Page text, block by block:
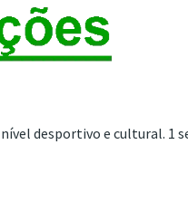
desportivo e cultural. 1